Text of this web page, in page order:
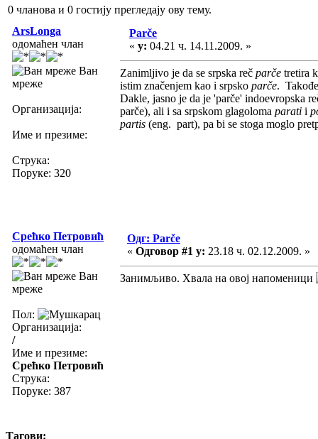
0 чланова и 0 гостију прегледају ову тему.
ArsLonga
одомаћен члан
Ван
мреже
Организација:
Име и презиме:
Струка:
Поруке: 320
Parče
« у: 04.21 ч. 14.11.2009. »
Zanimljivo je da se srpska reč parče tretira
istim značenjem kao i srpsko parče.
Dakle, jasno je da je 'parče' indoevropska
parče), ali i sa srpskom glagoloma parati i
partis (eng. part), pa bi se stoga moglo
Срећко Петровић
одомаћен члан
Ван
мреже
Пол:
Организација:
/
Име и презиме:
Срећко Петровић
Струка:
Поруке: 387
Одг: Parče
« Одговор #1 у: 23.18 ч. 02.12.2009. »
Занимљиво. Хвала на овој напоменици
Тагови: